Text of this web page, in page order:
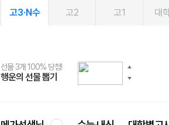
고3·N수 고2 고1 대
선물 3개 100% 당첨!
행운의 선물 뽑기
선물 100% 증정!
메가스터디 X 올리브
여름방학 스터디 캐시백
메가런 썸머스쿨
2027 러셀 단과
강사 공개선발
스마트러닝앱
설문 EVENT
메가패스
3일 무료 체험권
메가패스 수강생 무료혜택!
메가클럽 멤버십
사회공헌 캠페인
희망이룸 메가나눔